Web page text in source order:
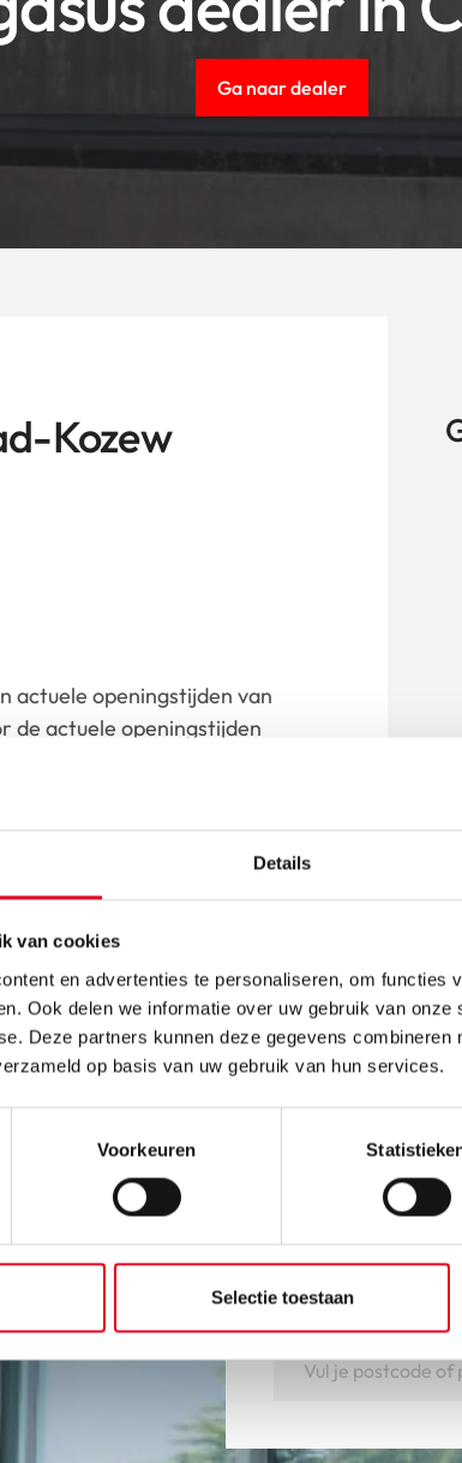
Details
van cookies
en advertenties te personaliseren, om functies
Ook delen we informatie over uw gebruik van
Deze partners kunnen deze gegevens combineren
op basis van uw gebruik van hun services.
Voorkeuren
Selectie toestaan
Ga naar dealer
Kozew
actuele openingstijden van
de actuele openingstijden
dealer
Ervaar
Ben je
maken? Kom